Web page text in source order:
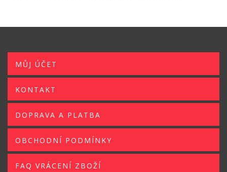
MŮJ ÚČET
KONTAKT
DOPRAVA A PLATBA
OBCHODNÍ PODMÍNKY
FAQ VRÁCENÍ ZBOŽÍ